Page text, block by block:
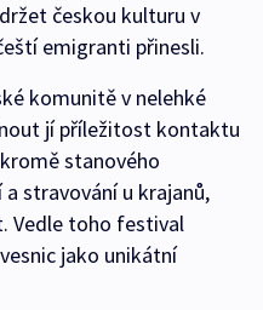
českou kulturu v
emigranti přinesli.
komunitě v nelehké
jí příležitost kontaktu
stanového
stravování u krajanů,
Vedle toho festival
jako unikátní